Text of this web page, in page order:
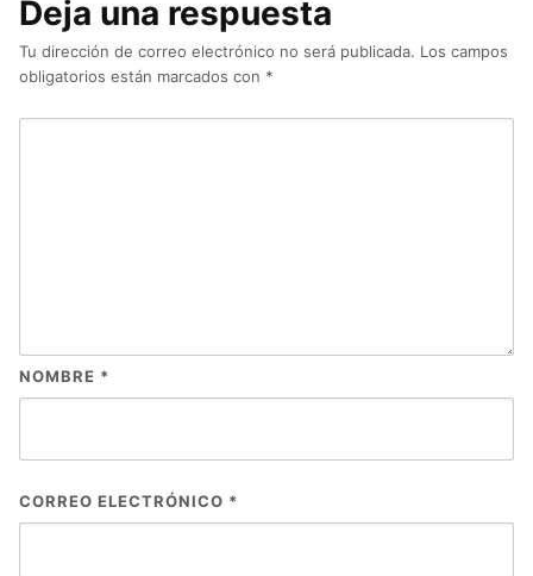
Deja una respuesta
Tu dirección de correo electrónico no será publicada. Los campos
obligatorios están marcados con *
NOMBRE *
CORREO ELECTRÓNICO *